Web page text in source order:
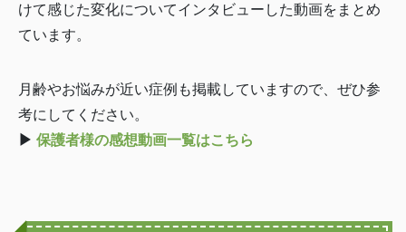
けて感じた変化についてインタビューした動画をまとめ
ています。
月齢やお悩みが近い症例も掲載していますので、ぜひ参
考にしてください。
▶ 保護者様の感想動画一覧はこちら